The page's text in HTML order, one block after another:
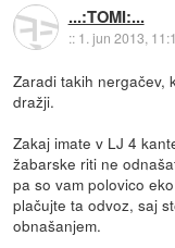
...:TOMI:...
:: 1. jun 2013,
Zaradi takih nergačev,
dražji.
Zakaj imate v LJ 4
žabarske riti ne
pa so vam polovico
plačujte ta odvoz, saj
obnašanjem.